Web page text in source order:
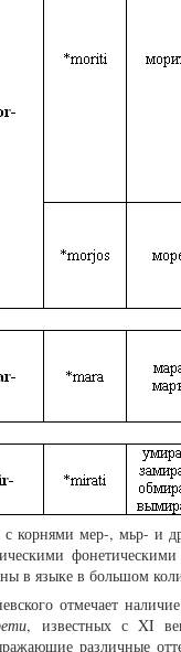
с корнями мер-, мьр- и
в языке в большом
отмечает
, известных с XI
различные